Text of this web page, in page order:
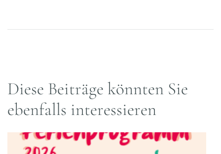
Diese Beiträge könnten Sie
ebenfalls interessieren